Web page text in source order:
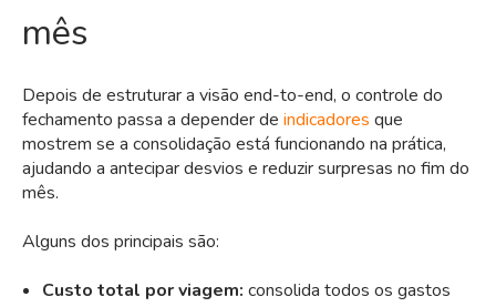
mês
Depois de estruturar a visão end-to-end, o controle do
fechamento passa a depender de indicadores que
mostrem se a consolidação está funcionando na prática,
ajudando a antecipar desvios e reduzir surpresas no fim do
mês.
Alguns dos principais são:
Custo total por viagem: consolida todos os gastos